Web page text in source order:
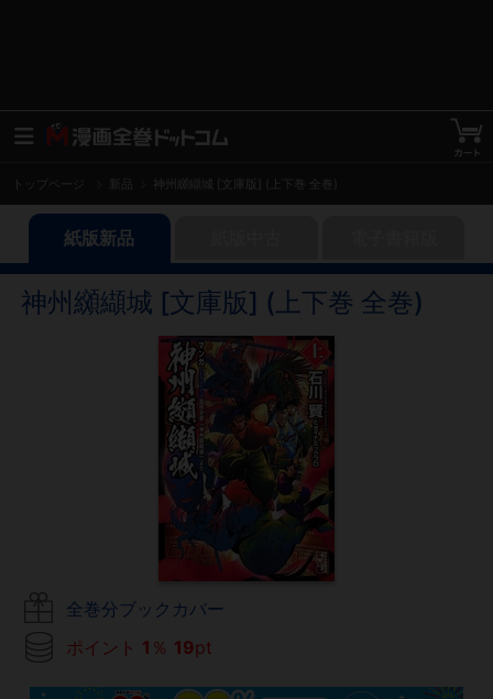
トップページ 神州纐纈城 [文庫版] (上下巻 全巻)
紙版新品
神州纐纈城 [文庫版] (上下巻 全巻)
全巻分ブックカバー
ポイント 1 ％ 19pt